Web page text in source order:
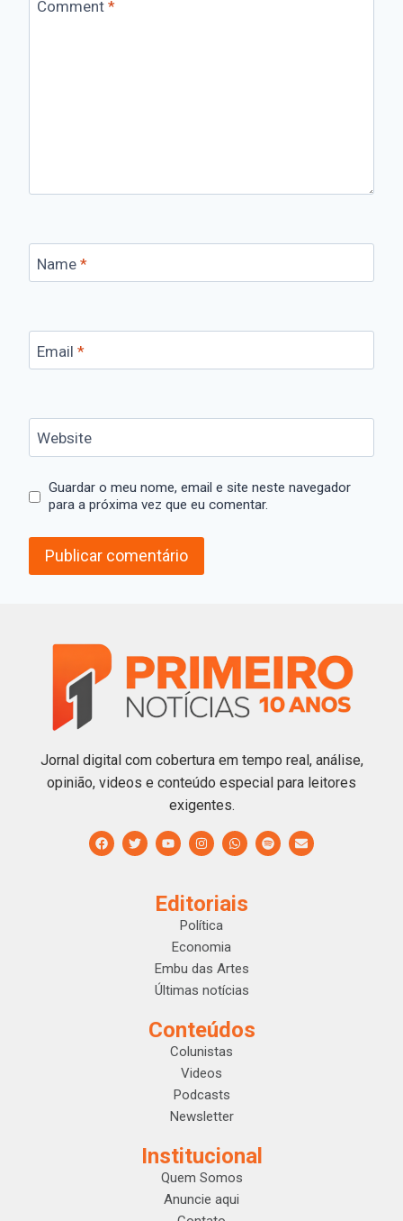
Comment *
Name *
Email *
Website
Guardar o meu nome, email e site neste navegador
para a próxima vez que eu comentar.
Jornal digital com cobertura em tempo real, análise,
opinião, videos e conteúdo especial para leitores
exigentes.
Editoriais
Política
Economia
Embu das Artes
Últimas notícias
Conteúdos
Colunistas
Videos
Podcasts
Newsletter
Institucional
Quem Somos
Anuncie aqui